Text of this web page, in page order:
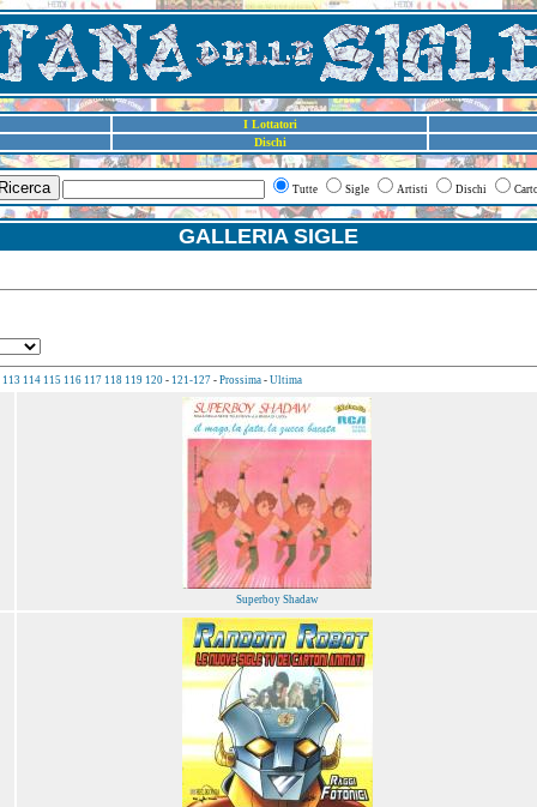
I Lottatori
Dischi
Tutte Sigle Artisti Dischi
GALLERIA SIGLE
113 114 115 116 117 118 119 120 - 121-127 - Prossima - Ultima
Superboy Shadaw